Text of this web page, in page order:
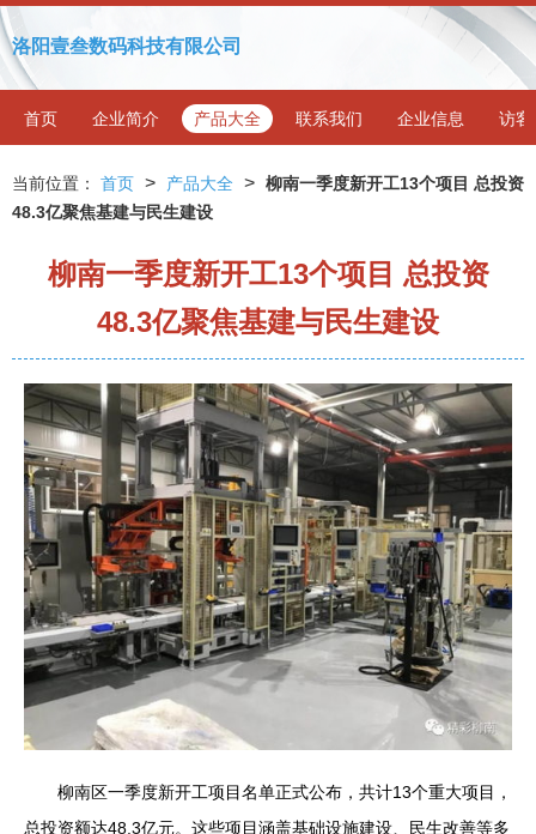
洛阳壹叁数码科技有限公司
首页 企业简介 产品大全 联系我们 企业信息 访客
当前位置： 首页 > 产品大全 > 柳南一季度新开工13个项目 总投资
48.3亿聚焦基建与民生建设
柳南一季度新开工13个项目 总投资
48.3亿聚焦基建与民生建设
柳南区一季度新开工项目名单正式公布，共计13个重大项目，
总投资额达48.3亿元。这些项目涵盖基础设施建设、民生改善等多